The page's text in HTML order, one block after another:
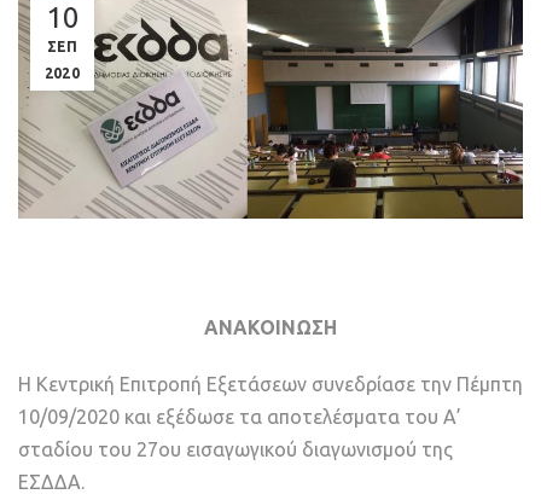
10
ΣΕΠ
2020
ΑΝΑΚΟΙΝΩΣΗ
Η Κεντρική Επιτροπή Εξετάσεων συνεδρίασε την Πέμπτη
10/09/2020 και εξέδωσε τα αποτελέσματα του Α’
σταδίου του 27ου εισαγωγικού διαγωνισμού της
ΕΣΔΔΑ.